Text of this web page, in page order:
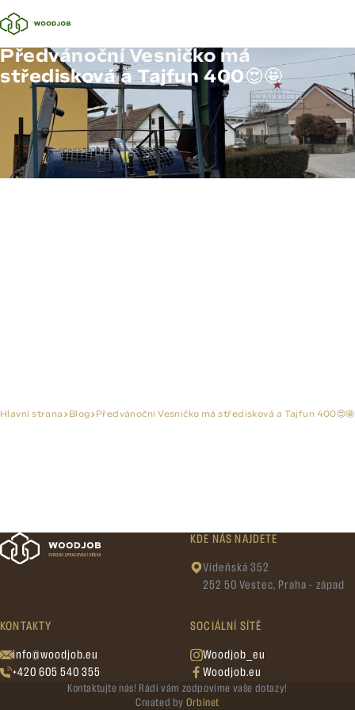
Předvánoční Vesničko má
středisková a Tajfun 400😍🤩
Hlavní strana Blog Předvánoční Vesničko má středisková a Tajfun 400😍🤩
KDE NÁS NAJDETE
Vídeňská 352
252 50 Vestec, Praha - západ
KONTAKTY
info@woodjob.eu
+420 605 540 355
SOCIÁLNÍ SÍTĚ
Woodjob_eu
Woodjob.eu
Kontaktujte nás! Rádi vám zodpovíme vaše dotazy!
Created by Orbinet